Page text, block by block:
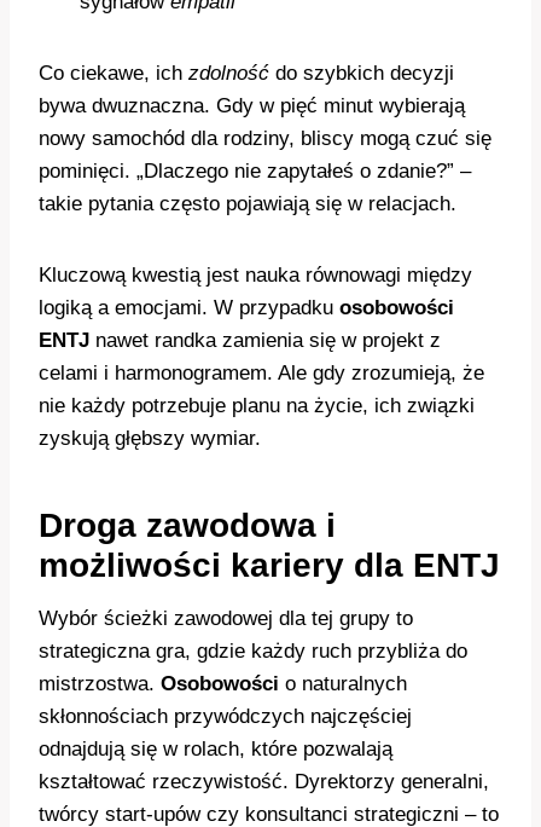
Co ciekawe, ich zdolność do szybkich decyzji
bywa dwuznaczna. Gdy w pięć minut wybierają
nowy samochód dla rodziny, bliscy mogą czuć się
pominięci. „Dlaczego nie zapytałeś o zdanie?” –
takie pytania często pojawiają się w relacjach.
Kluczową kwestią jest nauka równowagi między
logiką a emocjami. W przypadku osobowości
ENTJ nawet randka zamienia się w projekt z
celami i harmonogramem. Ale gdy zrozumieją, że
nie każdy potrzebuje planu na życie, ich związki
zyskują głębszy wymiar.
Droga zawodowa i
możliwości kariery dla ENTJ
Wybór ścieżki zawodowej dla tej grupy to
strategiczna gra, gdzie każdy ruch przybliża do
mistrzostwa. Osobowości o naturalnych
skłonnościach przywódczych najczęściej
odnajdują się w rolach, które pozwalają
kształtować rzeczywistość. Dyrektorzy generalni,
twórcy start-upów czy konsultanci strategiczni – to